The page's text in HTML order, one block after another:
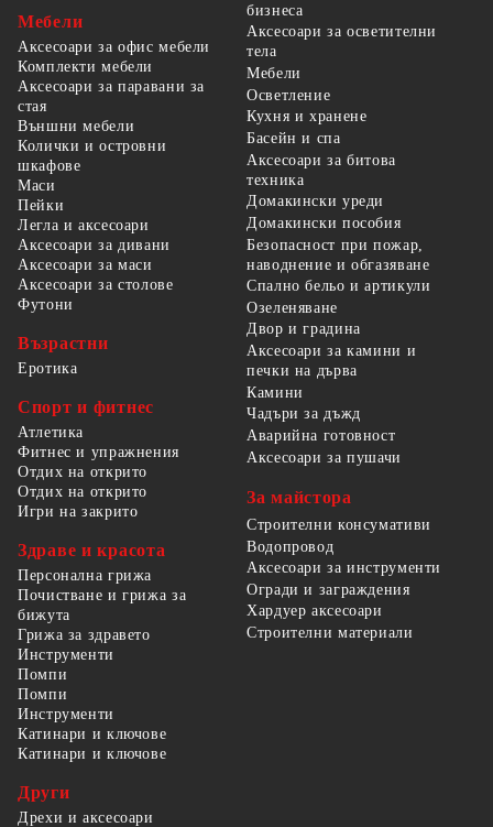
Мебели
Аксесоари за офис мебели
Комплекти мебели
Аксесоари за паравани за
стая
Външни мебели
Колички и островни
шкафове
Маси
Пейки
Легла и аксесоари
Аксесоари за дивани
Аксесоари за маси
Аксесоари за столове
Футони
Възрастни
Еротика
Спорт и фитнес
Атлетика
Фитнес и упражнения
Отдих на открито
Отдих на открито
Игри на закрито
Здраве и красота
Персонална грижа
Почистване и грижа за
бижута
Грижа за здравето
бизнеса
Аксесоари за осветителни
тела
Мебели
Осветление
Кухня и хранене
Басейн и спа
Аксесоари за битова
техника
Домакински уреди
Домакински пособия
Безопасност при пожар,
наводнение и обгазяване
Спално бельо и артикули
Озеленяване
Двор и градина
Аксесоари за камини и
печки на дърва
Камини
Чадъри за дъжд
Аварийна готовност
Аксесоари за пушачи
За майстора
Строителни консумативи
Водопровод
Аксесоари за инструменти
Огради и заграждения
Хардуер аксесоари
Строителни материали
Инструменти
Помпи
Помпи
Инструменти
Катинари и ключове
Катинари и ключове
Други
Дрехи и аксесоари